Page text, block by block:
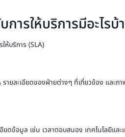
ารให้บริการมีอะไรบ้
ห้บริการ (SLA)
ยละเอียดของฝ่ายต่างๆ ที่เกี่ยวข้อง และภ
ดข้อมูล เช่น เวลาตอบสนอง เทคโนโลยีแล